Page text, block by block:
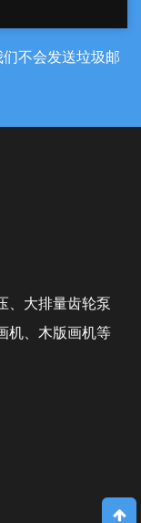
不会发送垃圾邮
、大排量齿轮泵
机、木版画机等